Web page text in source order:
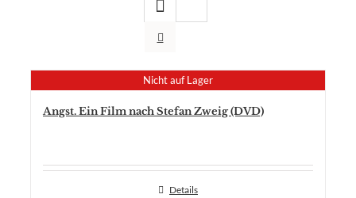
Nicht auf Lager
Angst. Ein Film nach Stefan Zweig (DVD)
Details